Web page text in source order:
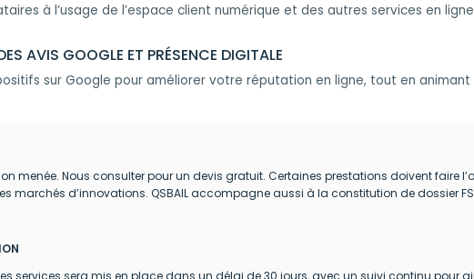
à l’usage de l’espace client numérique et des autres services en
AVIS GOOGLE ET PRÉSENCE DIGITALE
sur Google pour améliorer votre réputation en ligne, tout en
menée. Nous consulter pour un devis gratuit. Certaines prestations doivent
marchés d’innovations. QSBAIL accompagne aussi à la constitution de dossier
services sera mis en place dans un délai de 30 jours, avec un suivi continu pour